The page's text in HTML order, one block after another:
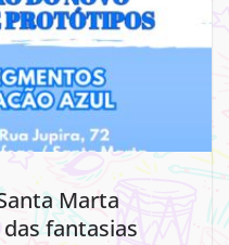
Marta
fantasias